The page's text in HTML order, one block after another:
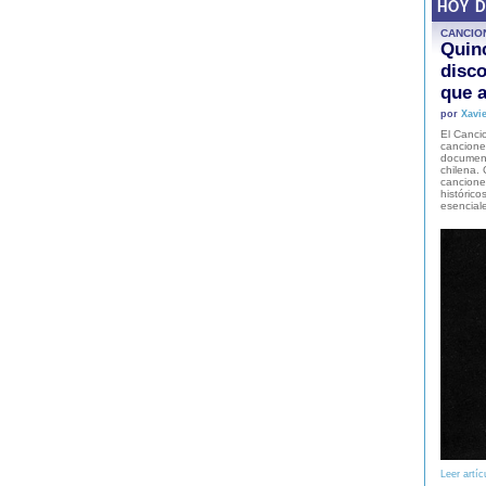
HOY
que
por
El
chilena.
Leer